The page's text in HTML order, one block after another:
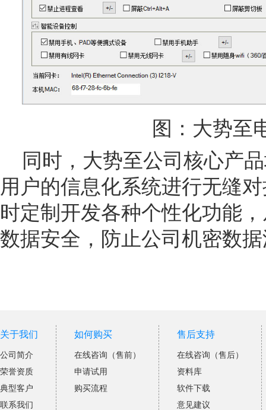
图：大势至
同时，大势至公司核心产
用户的信息化系统进行无缝
时定制开发各种个性化功能
数据安全，防止公司机密数
关于我们
公司简介
荣誉资质
典型客户
联系我们
如何购买
在线咨询（售前）
申请试用
购买流程
售后支持
在线咨询（售后）
资料库
软件下载
意见建议